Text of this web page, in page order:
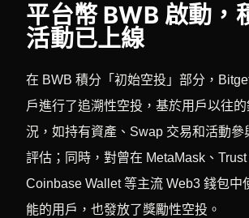
平台幣 BWB 啟動，
活動已上線
在 BWB 積分「初始空投」部分，
戶進行了追溯性空投，基於用戶以往
況，如持有資產、Swap 交易和活動參
評估；同時，對曾在 MetaMask、Trust
Coinbase Wallet 等主流 Web3 錢包中
能的用戶，也發放了獎勵性空投。